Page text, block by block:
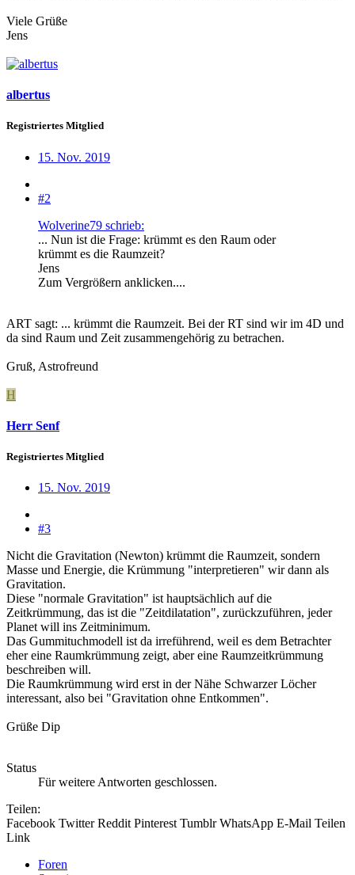
Viele Grüße
Jens
albertus
Registriertes Mitglied
15. Nov. 2019
#2
Wolverine79 schrieb:
... Nun ist die Frage: krümmt es den Raum oder
krümmt es die Raumzeit?
Jens
Zum Vergrößern anklicken....
ART sagt: ... krümmt die Raumzeit. Bei der RT sind wir im 4D und
da sind Raum und Zeit zusammengehörig zu betrachen.
Gruß, Astrofreund
H
Herr Senf
Registriertes Mitglied
15. Nov. 2019
#3
Nicht die Gravitation (Newton) krümmt die Raumzeit, sondern
Masse und Energie, die Krümmung "interpretieren" wir dann als
Gravitation.
Diese "normale Gravitation" ist hauptsächlich auf die
Zeitkrümmung, das ist die "Zeitdilatation", zurückzuführen, jeder
Planet will ins Zeitminimum.
Das Gummituchmodell ist da irreführend, weil es dem Betrachter
eher eine Raumkrümmung zeigt, aber eine Raumzeitkrümmung
beschreiben will.
Die Raumkrümmung wird erst in der Nähe Schwarzer Löcher
interessant, also bei "Gravitation ohne Entkommen".
Grüße Dip
Status
Für weitere Antworten geschlossen.
Teilen:
Facebook Twitter Reddit Pinterest Tumblr WhatsApp E-Mail Teilen
Link
Foren